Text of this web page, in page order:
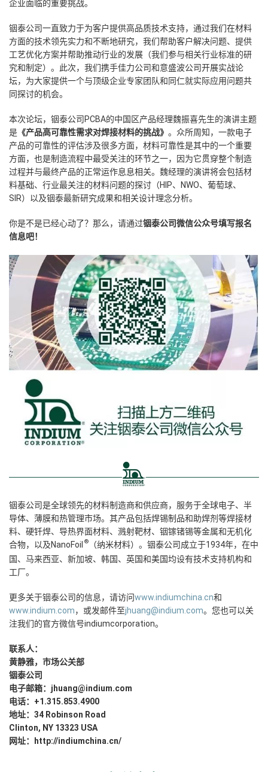
企业面临的重要挑战。
铟泰公司一直致力于为客户提供高品质技术支持，通过我们在材料
方面的技术领先实力和不断地研究，我们帮助客户解决问题、提供
工艺优化方案并帮助推动行业的发展（我们参与相关行业标准的研
究和制定）。此次，我们携手佳力公司和意盛波公司开展实战论
坛，为大家提供一个与顶级企业专家团队和同仁就实际应用问题共
同探讨的机会。
本次论坛，铟泰公司PCBA的中国区产品经理魏振喜先生的演讲主题
是 《产品高可靠性需求对焊接材料的挑战》 。众所周知，一款电子
产品的可靠性的评估涉及很多方面，材料可靠性是其中的一个重要
方面，也是制造流程中最受关注的环节之一，因为它贯穿整个制造
过程并与最终产品的正常运作息息相关。魏经理的演讲将会包括材
料基础、行业最关注的材料问题的探讨（HIP、NWO、葡萄球、
SIR）以及铟泰最新研究成果和相关设计理念分析。
你是不是已经心动了？那么，请通过铟泰公司微信公众号填写报名
信息吧！
铟泰公司是全球领先的材料制造商和供应商，服务于全球电子、半
导体、薄膜和热管理市场。其产品包括焊锡制品和助焊剂等焊接材
料、硬钎焊、导热界面材料、溅射靶材、铟镓锗锡等金属和无机化
合物，以及NanoFoil ®
（纳米材料）。铟泰公司成立于1934年，在中
国、马来西亚、新加坡、韩国、英国和美国均设有技术支持机构和
工厂。
更多关于铟泰公司的信息，请访问www.indiumchina.cn和
www.indium.com，或发邮件至jhuang@indium.com。您也可以关
注我们的官方微信号indiumcorporation。
联系人：
黄静雅，市场公关部
铟泰公司
电子邮箱：jhuang@indium.com
电话：+1.315.853.4900
地址：34 Robinson Road
Clinton, NY 13323 USA
网址：http://indiumchina.cn/